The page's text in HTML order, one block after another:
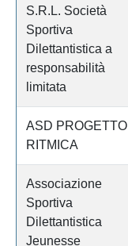
S.R.L. Società
Sportiva
Dilettantistica a
responsabilità
limitata
ASD PROGETTO
RITMICA
Associazione
Sportiva
Dilettantistica
Jeunesse